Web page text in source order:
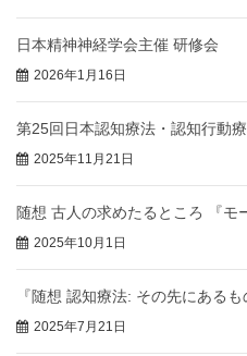
日本精神神経学会主催 研修会
2026年1月16日
第25回日本認知療法・認知行動
2025年11月21日
随想 古人の求めたるところ 『モ
2025年10月1日
『随想 認知療法: その先にあるも
2025年7月21日